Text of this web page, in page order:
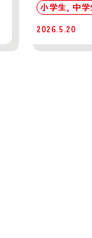
小学生, 中
2026.5.20